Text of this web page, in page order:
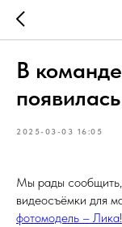
В
2025-03-03 16:05
Мы рады сообщить,
видеосъёмки для
фотомодель – Лика!